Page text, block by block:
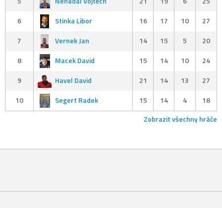
6
Stinka Libor 16 17 10
27
7
Vernek Jan 14 15 5
20
8
Macek David 15 14 10
24
9
Havel David 21 14 13
27
10
Segert Radek 15 14 4
18
Zobrazit všechny hráče